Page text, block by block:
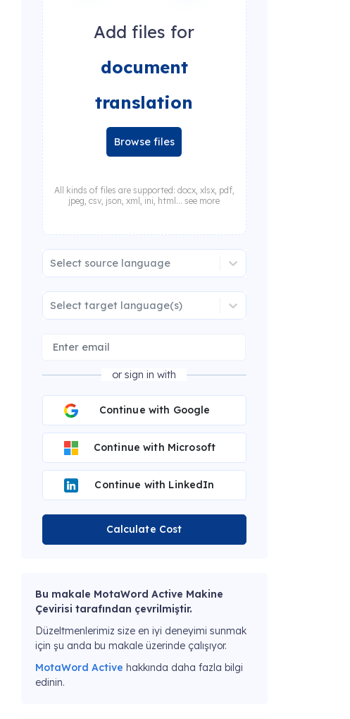
Add files for
document
translation
Browse files
All kinds of files are supported: docx, xlsx, pdf,
jpeg, csv, json, xml, ini, html... see more
Select source language
Select target language(s)
or sign in with
Continue with Google
Continue with Microsoft
Continue with LinkedIn
Calculate Cost
Bu makale MotaWord Active Makine
Çevirisi tarafından çevrilmiştir.
Düzeltmenlerimiz size en iyi deneyimi sunmak
için şu anda bu makale üzerinde çalışıyor.
MotaWord Active hakkında daha fazla bilgi
edinin.